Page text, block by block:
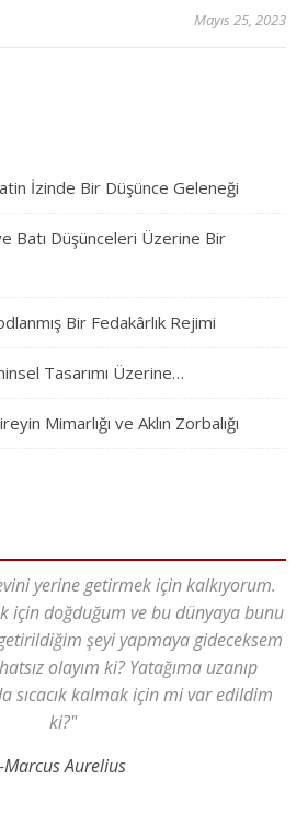
Mayıs 25, 2023
İzinde Bir Düşünce Geleneği
Batı Düşünceleri Üzerine Bir
Bir Fedakârlık Rejimi
Tasarımı Üzerine…
Mimarlığı ve Aklın Zorbalığı
yerine getirmek için kalkıyorum.
için doğduğum ve bu dünyaya bunu
şeyi yapmaya gideceksem
olayım ki? Yatağıma uzanıp
sıcacık kalmak için mi var edildim
ki?"
-Marcus Aurelius